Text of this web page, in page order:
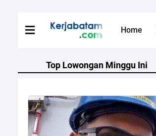
Home
Top Lowongan Minggu Ini